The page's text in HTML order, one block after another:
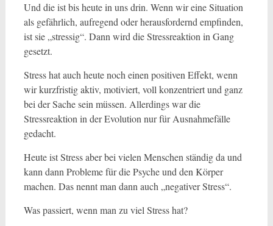
Und die ist bis heute in uns drin. Wenn wir eine Situation
als gefährlich, aufregend oder herausfordernd empfinden,
ist sie „stressig“. Dann wird die Stressreaktion in Gang
gesetzt.
Stress hat auch heute noch einen positiven Effekt, wenn
wir kurzfristig aktiv, motiviert, voll konzentriert und ganz
bei der Sache sein müssen. Allerdings war die
Stressreaktion in der Evolution nur für Ausnahmefälle
gedacht.
Heute ist Stress aber bei vielen Menschen ständig da und
kann dann Probleme für die Psyche und den Körper
machen. Das nennt man dann auch „negativer Stress“.
Was passiert, wenn man zu viel Stress hat?